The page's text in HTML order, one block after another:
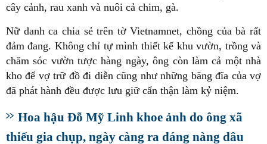
cây cảnh, rau xanh và nuôi cả chim, gà.
Nữ danh ca chia sẻ trên tờ Vietnamnet, chồng của bà rất
đảm đang. Không chỉ tự mình thiết kế khu vườn, trồng và
chăm sóc vườn tược hàng ngày, ông còn làm cả một nhà
kho để vợ trữ đồ đi diễn cũng như những băng đĩa của vợ
đã phát hành đều được lưu giữ cẩn thận làm kỷ niệm.
Hoa hậu Đỗ Mỹ Linh khoe ảnh do ông xã
thiếu gia chụp, ngày càng ra dáng nàng dâu